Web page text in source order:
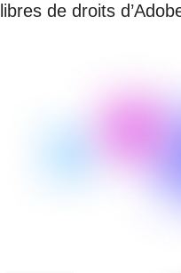
libres de droits